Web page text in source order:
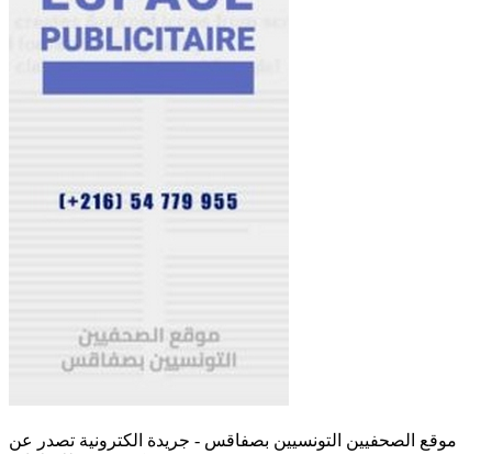
موقع الصحفيين التونسيين بصفاقس - جريدة الكترونية تصدر عن